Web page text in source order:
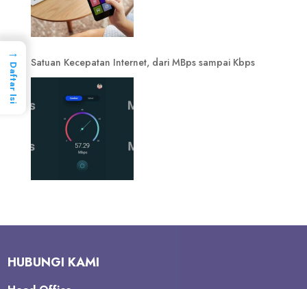
Satuan Kecepatan Internet, dari MBps sampai Kbps
HUBUNGI KAMI
→
Daftar Isi